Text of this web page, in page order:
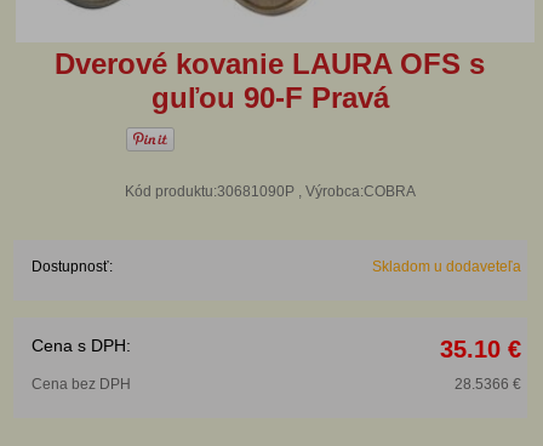
Dverové kovanie LAURA OFS s
guľou 90-F Pravá
Kód produktu:30681090P , Výrobca:COBRA
Dostupnosť: Skladom u dodaveteľa
Cena s DPH: 35.10 €
Cena bez DPH 28.5366 €